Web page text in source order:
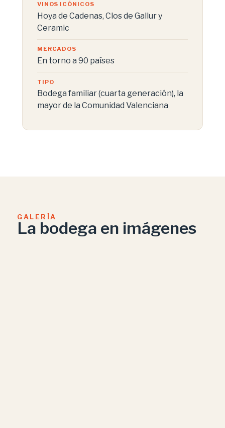
VINOS ICÓNICOS
Hoya de Cadenas, Clos de Gallur y
Ceramic
MERCADOS
En torno a 90 países
TIPO
Bodega familiar (cuarta generación), la
mayor de la Comunidad Valenciana
GALERÍA
La bodega en imágenes